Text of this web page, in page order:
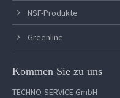
NSF-Produkte
Greenline
Kommen Sie zu uns
TECHNO-SERVICE GmbH